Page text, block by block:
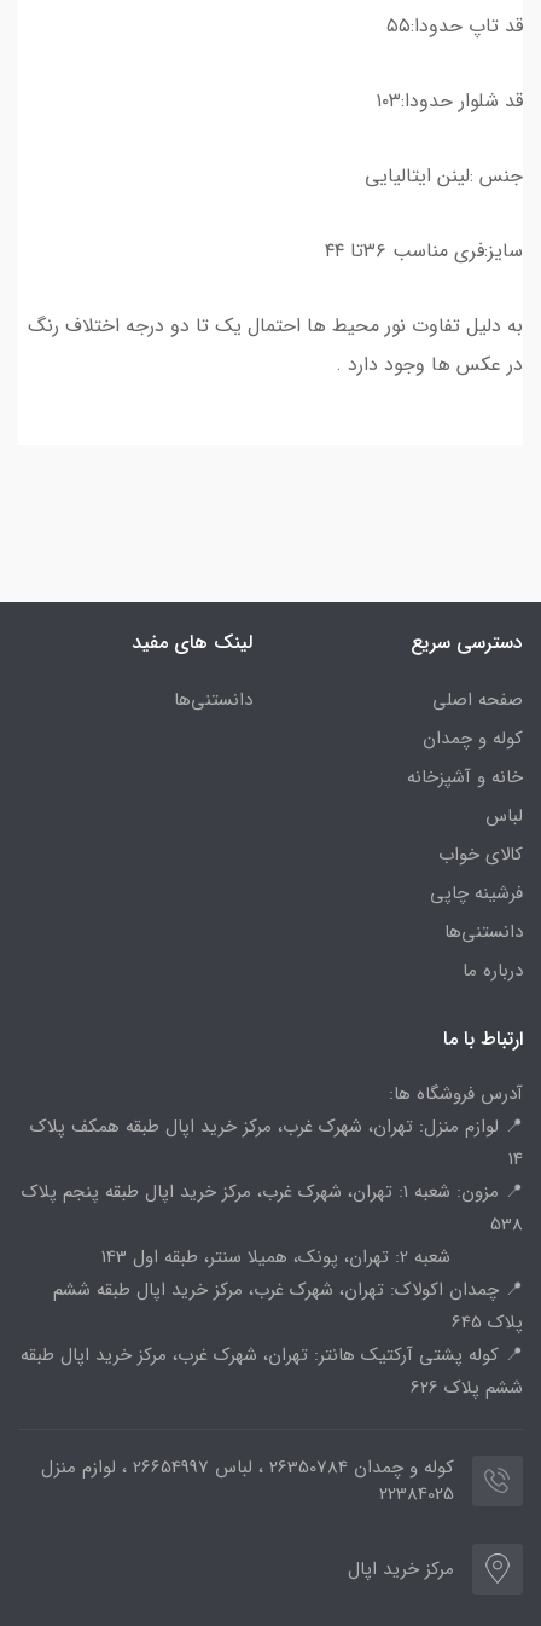
قد تاپ حدودا:۵۵
قد شلوار حدودا:۱۰۳
جنس :لینن ایتالیایی
سایز:فری مناسب ۳۶تا ۴۴
به دلیل تفاوت نور محیط ها احتمال یک تا دو درجه اختلاف رنگ
در عکس ها وجود دارد .
دسترسی سریع
صفحه اصلی
کوله و چمدان
خانه و آشپزخانه
لباس
کالای خواب
فرشینه چاپی
دانستنی‌ها
درباره ما
لینک های مفید
دانستنی‌ها
ارتباط با ما
آدرس فروشگاه ها:
📍 لوازم منزل: تهران، شهرک غرب، مرکز خرید اپال طبقه همکف پلاک
14
📍 مزون: شعبه 1: تهران، شهرک غرب، مرکز خرید اپال طبقه پنجم پلاک
538
شعبه 2: تهران، پونک، همیلا سنتر، طبقه اول 143
📍 چمدان اکولاک: تهران، شهرک غرب، مرکز خرید اپال طبقه ششم
پلاک 645
📍 کوله پشتی آرکتیک هانتر: تهران، شهرک غرب، مرکز خرید اپال طبقه
ششم پلاک 626
کوله و چمدان 26350784 ، لباس 26654997 ، لوازم منزل
22384025
مرکز خرید اپال